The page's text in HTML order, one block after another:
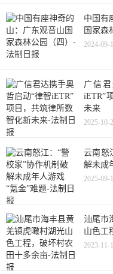
中国有
国家森
2024-09-
广信
iETR”
未来
2025-10-
云南怒
解未成
2025-09-
汕尾市
山色工
2023-11-